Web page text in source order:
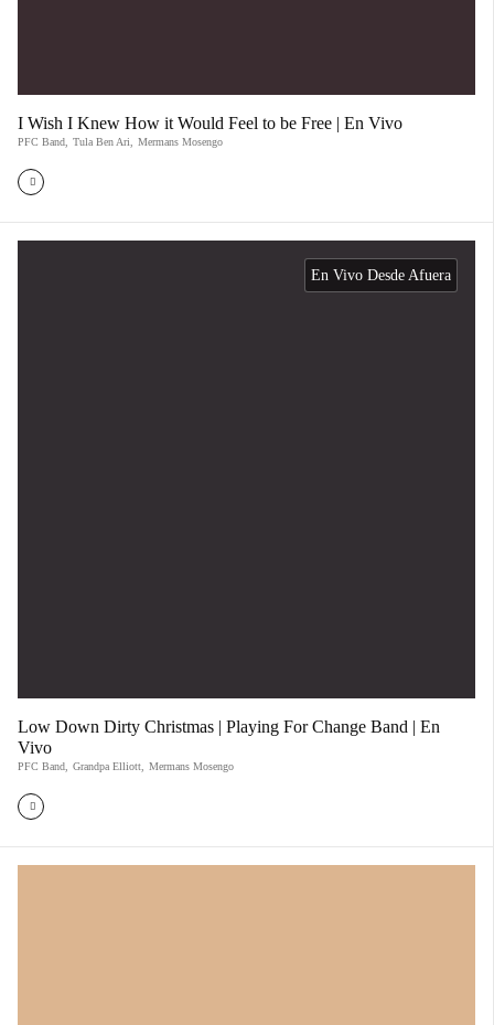
I Wish I Knew How it Would Feel to be Free | En Vivo
PFC Band Tula Ben Ari Mermans Mosengo
En Vivo Desde Afuera
Low Down Dirty Christmas | Playing For Change Band | En
Vivo
PFC Band Grandpa Elliott Mermans Mosengo